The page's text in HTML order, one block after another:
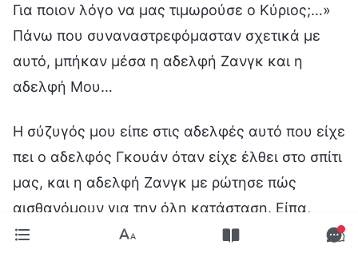
Για ποιον λόγο να μας τιμωρούσε ο Κύριος;…»
Πάνω που συναναστρεφόμασταν σχετικά με
αυτό, μπήκαν μέσα η αδελφή Ζανγκ και η
αδελφή Μου…
Η σύζυγός μου είπε στις αδελφές αυτό που είχε
πει ο αδελφός Γκουάν όταν είχε έλθει στο σπίτι
μας, και η αδελφή Ζανγκ με ρώτησε πώς
αισθανόμουν για την όλη κατάσταση. Είπα,
λοιπόν, στις αδελφές για την αδυναμία που